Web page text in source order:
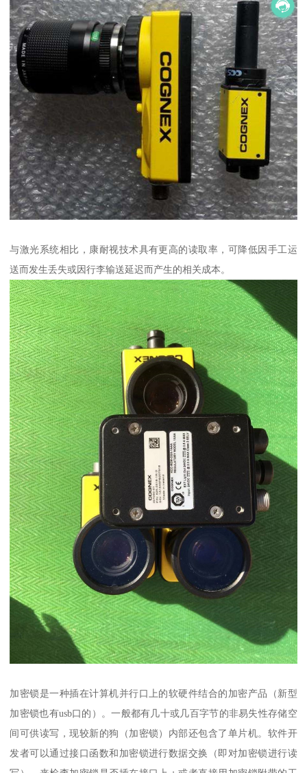
与激光系统相比，康耐视技术具有更高的读取率，可降低因手工运
送而发生丢失或因行李输送延迟而产生的相关成本。
加密锁是一种插在计算机并行口上的软硬件结合的加密产品（新型
加密锁也有usb口的）。一般都有几十或几百字节的非易失性存储空
间可供读写，现较新的狗（加密锁）内部还包含了单片机。软件开
发者可以通过接口函数和加密锁进行数据交换（即对加密锁进行读